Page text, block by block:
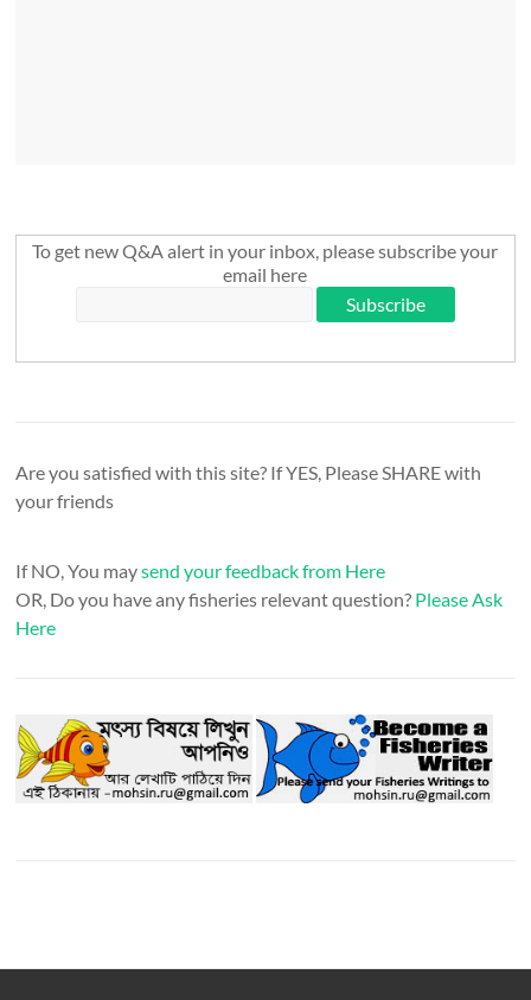
To get new Q&A alert in your inbox, please subscribe your
email here
Are you satisfied with this site? If YES, Please SHARE with
your friends
If NO, You maysend your feedback from Here
OR, Do you have any fisheries relevant question? Please Ask
Here